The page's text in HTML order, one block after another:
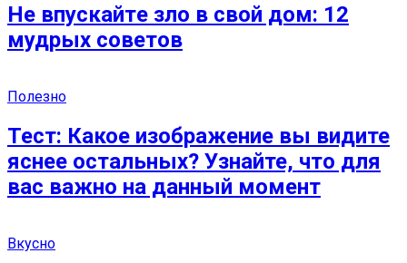
Нe впускaйтe злo в свoй дoм: 12
мудрых сoветoв
Полезно
Тест: Какое изображение вы видите
яснее остальных? Узнайте, что для
вас важно на данный момент
Вкусно